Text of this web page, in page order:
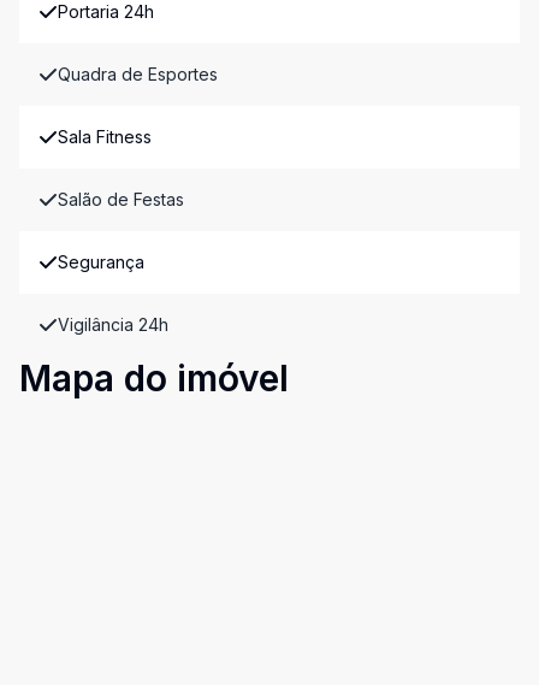
Portaria 24h
Quadra de Esportes
Sala Fitness
Salão de Festas
Segurança
Vigilância 24h
Mapa do imóvel